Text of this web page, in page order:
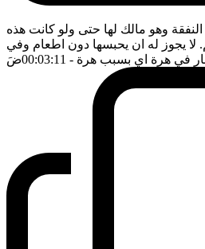
النفقة وهو مالك لها حتى ولو كانت هذه
لا يجوز له ان يحبسها دون اطعام وفي
في هرة اي بسبب هرة - 00:03:11 ضَ